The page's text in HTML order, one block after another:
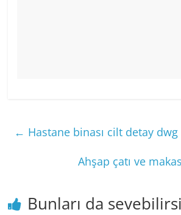
← Hastane binası cilt detay
Ahşap çatı ve
Bunları da